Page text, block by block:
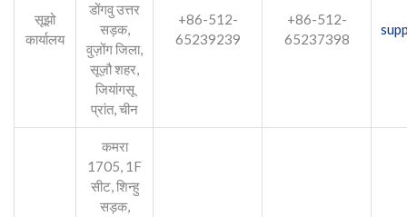
सूझो
कार्यालय
डोंगवु उत्तर
सड़क,
वुज़ोंग जिला,
सूज़ौ शहर,
जियांगसू
प्रांत, चीन
+86-512-
65239239
+86-512-
65237398
कमरा
1705, 1F
सीट, शिन्हु
सड़क,